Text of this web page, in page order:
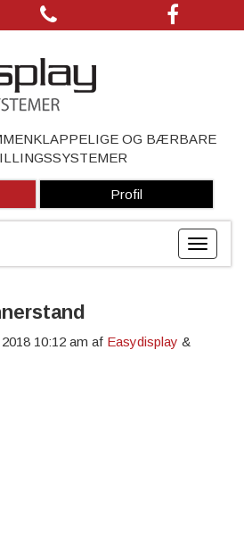
OG BÆRBARE
Profil
10:12 am af Easydisplay &